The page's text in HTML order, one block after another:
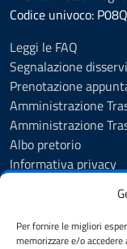
Per fornire le migliori
memorizzare e/o
Codice univoco:
Leggi le FAQ
Segnalazione
Prenotazione
Amministrazione
Amministrazione
Albo pretorio
Informativa privacy
Feedback
Dichiarazione di